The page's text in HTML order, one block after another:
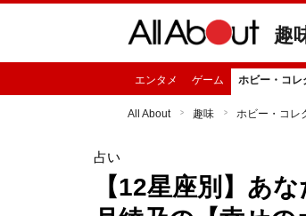
趣
エンタメ ゲーム ホビー・コレ
All About 趣味 ホビー・コレ
占い
【12星座別】あ